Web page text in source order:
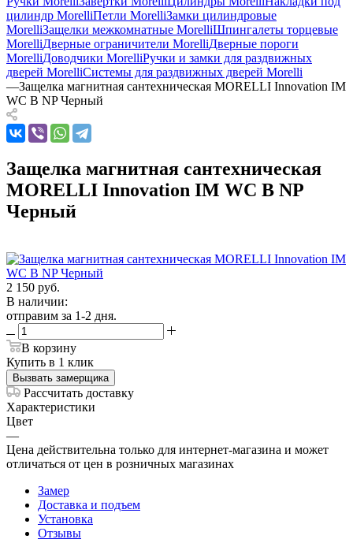
цилиндр MorelliПетли MorelliЗамки цилиндровые
MorelliЗащелки межкомнатные MorelliШпингалеты торцевые
MorelliДверные ограничители MorelliДверные пороги
MorelliДоводчики MorelliРучки и замки для раздвижных
дверей MorelliСистемы для раздвижных дверей Morelli
—Защелка магнитная сантехническая MORELLI Innovation IM
WC B NP Черный
Защелка магнитная сантехническая
MORELLI Innovation IM WC B NP
Черный
2 150 руб.
В наличии:
отправим за 1-2 дня.
В корзину
Купить в 1 клик
Вызвать замерщика
Рассчитать доставку
Характеристики
Цвет
—
Цена действительна только для интернет-магазина и может
отличаться от цен в розничных магазинах
Замер
Доставка и подъем
Установка
Отзывы